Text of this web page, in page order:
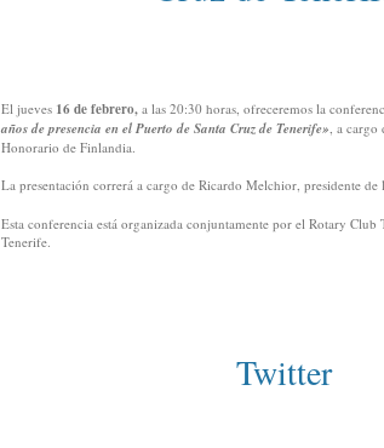
El jueves 16 de febrero, a las 20:30 horas, ofreceremos la
años de presencia en el Puerto de Santa Cruz de Tenerife» , a
Honorario de Finlandia.
La presentación correrá a cargo de Ricardo Melchior, presidente
Esta conferencia está organizada conjuntamente por el Rotary Club
Tenerife.
Twitter